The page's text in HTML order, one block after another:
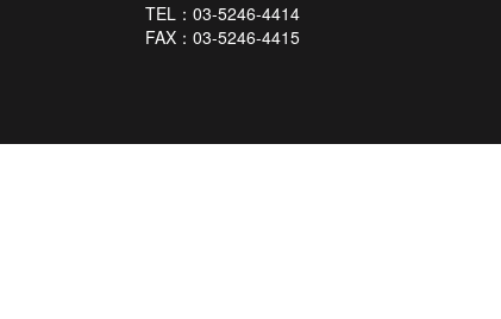
TEL：03-5246-4414
FAX：03-5246-4415